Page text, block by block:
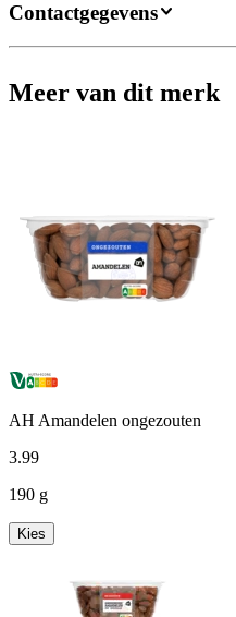
Contactgegevens
Meer van dit merk
AH Amandelen ongezouten
3.99
190 g
Kies